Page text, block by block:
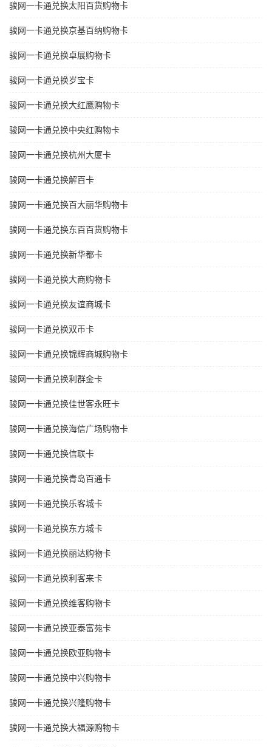
骏网一卡通兑换太阳百货购物卡
骏网一卡通兑换京基百纳购物卡
骏网一卡通兑换卓展购物卡
骏网一卡通兑换岁宝卡
骏网一卡通兑换大红鹰购物卡
骏网一卡通兑换中央红购物卡
骏网一卡通兑换杭州大厦卡
骏网一卡通兑换解百卡
骏网一卡通兑换百大丽华购物卡
骏网一卡通兑换东百百货购物卡
骏网一卡通兑换新华都卡
骏网一卡通兑换大商购物卡
骏网一卡通兑换友谊商城卡
骏网一卡通兑换双币卡
骏网一卡通兑换锦辉商城购物卡
骏网一卡通兑换利群金卡
骏网一卡通兑换佳世客永旺卡
骏网一卡通兑换海信广场购物卡
骏网一卡通兑换信联卡
骏网一卡通兑换青岛百通卡
骏网一卡通兑换乐客城卡
骏网一卡通兑换东方城卡
骏网一卡通兑换丽达购物卡
骏网一卡通兑换利客来卡
骏网一卡通兑换维客购物卡
骏网一卡通兑换亚泰富苑卡
骏网一卡通兑换欧亚购物卡
骏网一卡通兑换中兴购物卡
骏网一卡通兑换兴隆购物卡
骏网一卡通兑换大福源购物卡